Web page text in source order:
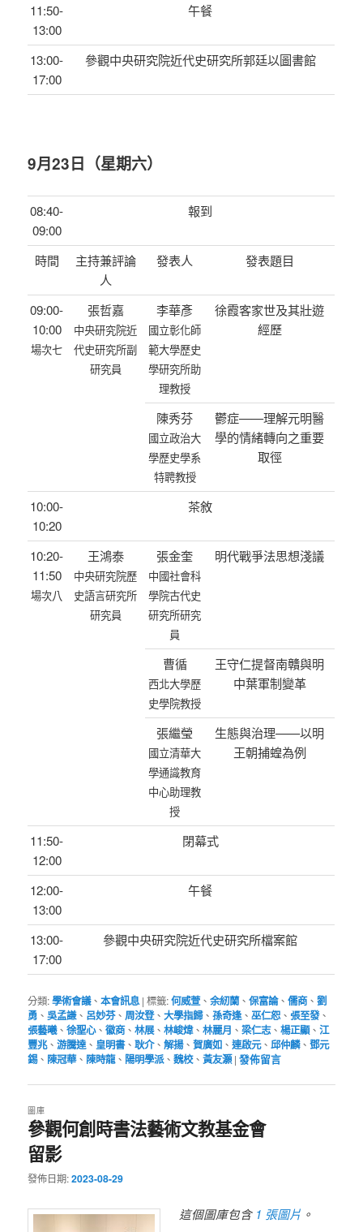
11:50-
13:00
午餐
13:00-
17:00
參觀中央研究院近代史研究所郭廷以圖書館
9月23日（星期六）
08:40-
09:00
報到
時間
主持兼評論
人
發表人 發表題目
09:00-
10:00
場次七
張哲嘉
中央研究院近
代史研究所副
研究員
李華彥
國立彰化師
範大學歷史
學研究所助
理教授
徐霞客家世及其壯遊
經歷
陳秀芬
國立政治大
學歷史學系
特聘教授
鬱症——理解元明醫
學的情緒轉向之重要
取徑
10:00-
10:20
茶敘
10:20-
11:50
場次八
王鴻泰
中央研究院歷
史語言研究所
研究員
張金奎
中國社會科
學院古代史
研究所研究
員
明代戰爭法思想淺議
曹循
西北大學歷
史學院教授
王守仁提督南贛與明
中葉軍制變革
張繼瑩
國立清華大
學通識教育
中心助理教
授
生態與治理——以明
王朝捕蝗為例
11:50-
12:00
閉幕式
12:00-
13:00
午餐
13:00-
17:00
參觀中央研究院近代史研究所檔案館
分類:學術會議、本會訊息 |標籤:何威萱、余紉蘭、保富論、儒商、劉
勇 、吳孟謙、 呂妙芬、 周汝登、大學指歸、孫奇逢、巫仁恕 、張至發、
張藝曦、徐聖心、徽商、林展、林峻煒、林麗月 、梁仁志、楊正顯、江
豐兆、游騰達、 皇明書、耿介、解揚、賀廣如 、連啟元、邱仲麟、鄧元
錫、 陳冠華、 陳時龍、 陽明學派、魏校、黃友灝 |發佈留言
參觀何創時書法藝術文教基金會
留影
圖庫
發佈日期:2023-08-29
這個圖庫包含 1 張圖片 。